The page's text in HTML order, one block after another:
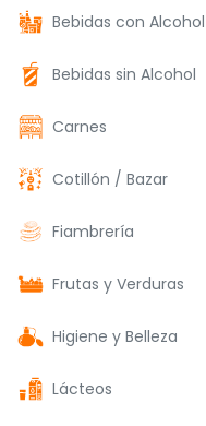
Bebidas con Alcohol
Bebidas sin Alcohol
Carnes
Cotillón / Bazar
Fiambrería
Frutas y Verduras
Higiene y Belleza
Lácteos